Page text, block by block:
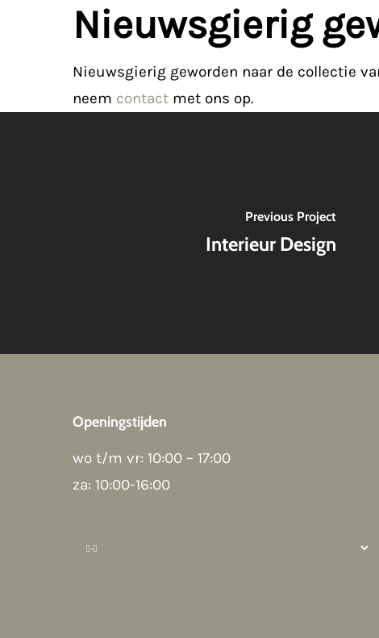
Nieuwsgierig
Nieuwsgierig geworden naar de collectie
neem contact met ons op.
Previous Project
Interieur Design
Openingstijden
wo t/m vr: 10:00 – 17:00
za: 10:00-16:00